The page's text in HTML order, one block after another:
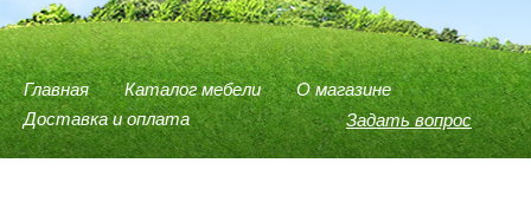
Задать вопрос
Главная Каталог мебели
О магазине
Доставка и оплата